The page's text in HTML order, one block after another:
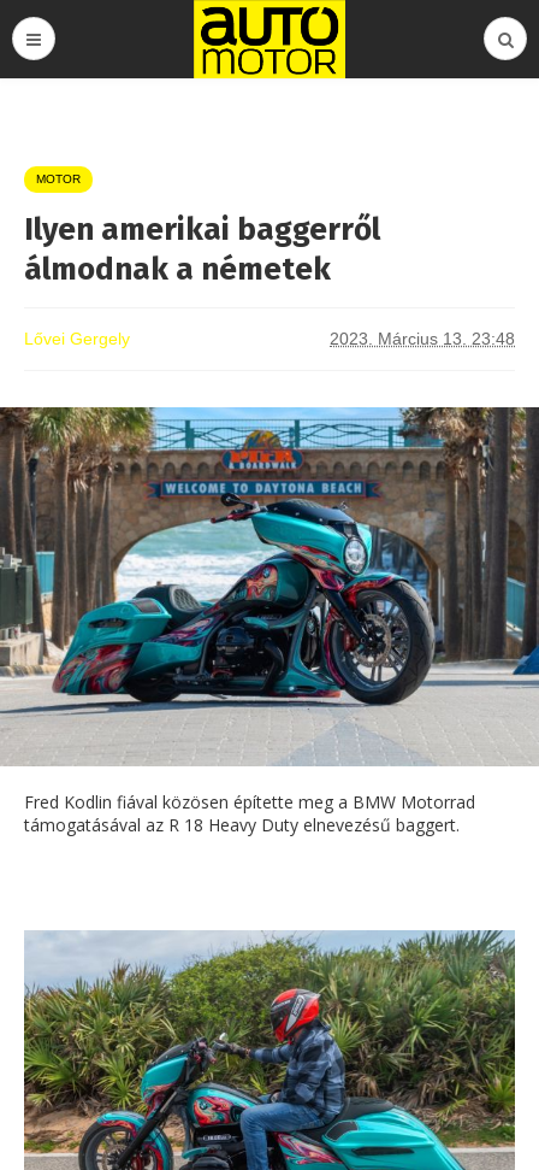
MOTOR
Ilyen amerikai baggerről
álmodnak a németek
Lővei Gergely 2023. Március 13. 23:48
Fred Kodlin fiával közösen építette meg a BMW Motorrad
támogatásával az R 18 Heavy Duty elnevezésű baggert.